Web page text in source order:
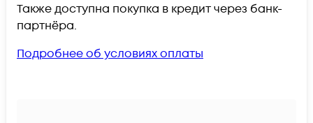
Также доступна покупка в кредит через банк-
партнёра.
Подробнее об условиях оплаты